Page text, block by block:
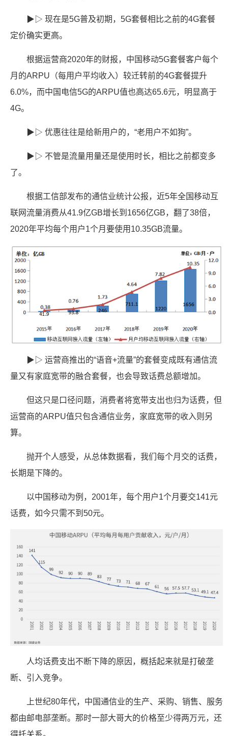
▶▷ 现在是5G普及初期，5G套餐相比之前的4G套餐
定价确实更高。
根据运营商2020年的财报，中国移动5G套餐客户每个
月的ARPU（每用户平均收入）较迁转前的4G套餐提升
6.0%，而中国电信5G的ARPU值也高达65.6元，明显高于
4G。
▶▷ 优惠往往是给新用户的，“老用户不如狗”。
▶▷ 不管是流量用量还是使用时长，相比之前都变多
了。
根据工信部发布的通信业统计公报，近5年全国移动互
联网流量消费从41.9亿GB增长到1656亿GB，翻了38倍，
2020年平均每个用户1个月要使用10.35GB流量。
▶▷ 运营商推出的“语音+流量”的套餐变成既有通信流
量又有家庭宽带的融合套餐，也会导致话费总额增加。
但这只是口径问题，消费者将宽带支出也归为话费，但
运营商的ARPU值只包含通信业务，家庭宽带的收入则另
算。
抛开个人感受，从总体数据看，我们每个月交的话费，
长期是下降的。
以中国移动为例，2001年，每个用户1个月要交141元
话费，如今只需不到50元。
人均话费支出不断下降的原因，概括起来就是打破垄
断、引入竞争。
上世纪80年代，中国通信业的生产、采购、销售、服务
都由邮电部垄断。那时一部大哥大的价格至少得两万元，还
得托关系。